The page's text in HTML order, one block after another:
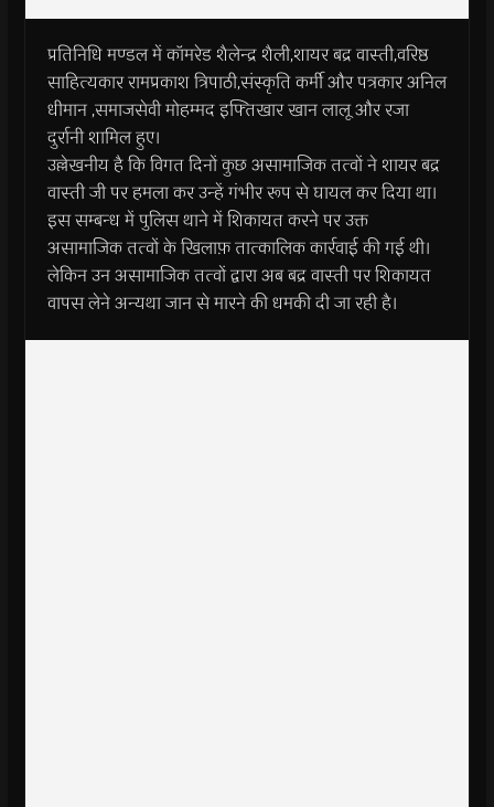
प्रतिनिधि मण्डल में कॉमरेड शैलेन्द्र शैली,शायर बद्र वास्ती,वरिष्ठ
साहित्यकार रामप्रकाश त्रिपाठी,संस्कृति कर्मी और पत्रकार अनिल
धीमान ,समाजसेवी मोहम्मद इफ्तिखार खान लालू और रजा
दुर्रानी शामिल हुए।
उल्लेखनीय है कि विगत दिनों कुछ असामाजिक तत्वों ने शायर बद्र
वास्ती जी पर हमला कर उन्हें गंभीर रूप से घायल कर दिया था।
इस सम्बन्ध में पुलिस थाने में शिकायत करने पर उक्त
असामाजिक तत्वों के खिलाफ़ तात्कालिक कार्रवाई की गई थी।
लेकिन उन असामाजिक तत्वों द्वारा अब बद्र वास्ती पर शिकायत
वापस लेने अन्यथा जान से मारने की धमकी दी जा रही है।